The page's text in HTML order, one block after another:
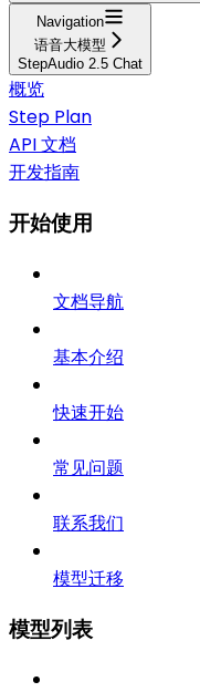
Navigation
语音大模型
StepAudio 2.5 Chat
概览
Step Plan
API 文档
开发指南
开始使用
文档导航
基本介绍
快速开始
常见问题
联系我们
模型迁移
模型列表